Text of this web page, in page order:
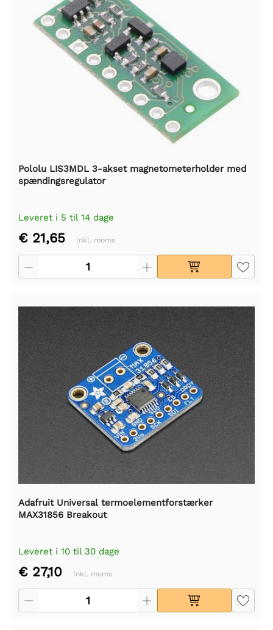
Pololu LIS3MDL 3-akset magnetometerholder med
spændingsregulator
Leveret i 5 til 14 dage
€ 21,65 Inkl. moms
Adafruit Universal termoelementforstærker
MAX31856 Breakout
Leveret i 10 til 30 dage
€ 27,10 Inkl. moms